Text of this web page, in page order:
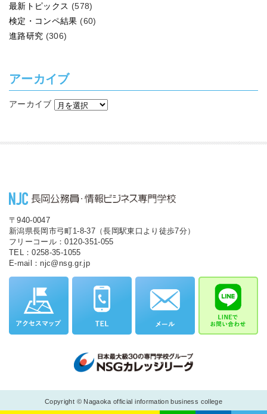
最新トピックス (578)
検定・コンペ結果 (60)
進路研究 (306)
アーカイブ
アーカイブ
〒940-0047
新潟県長岡市弓町1-8-37（長岡駅東口より徒歩7分）
フリーコール：0120-351-055
TEL：0258-35-1055
E-mail：njc@nsg.gr.jp
Copyright © Nagaoka official information business college